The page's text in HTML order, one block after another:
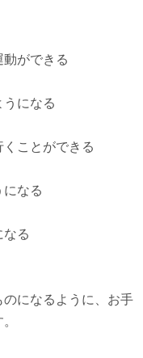
ができる
になる
ことができる
なる
る
になるように、お手